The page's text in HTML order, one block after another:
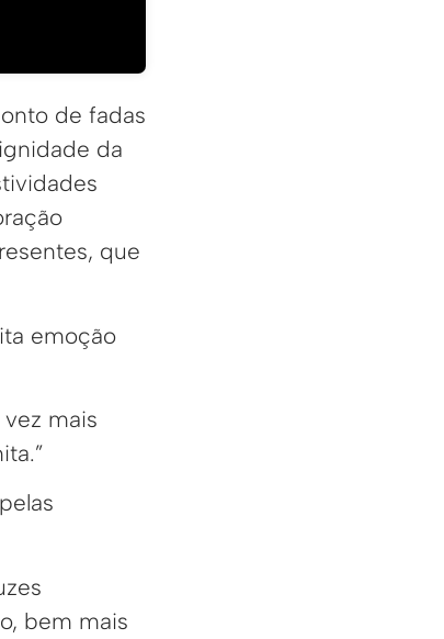
de fadas
da
que
emoção
mais
bem mais